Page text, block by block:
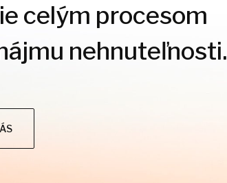
celým procesom
nehnuteľnosti.